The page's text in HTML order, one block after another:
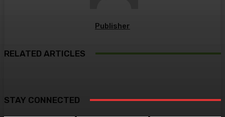
Publisher
RELATED ARTICLES
STAY CONNECTED